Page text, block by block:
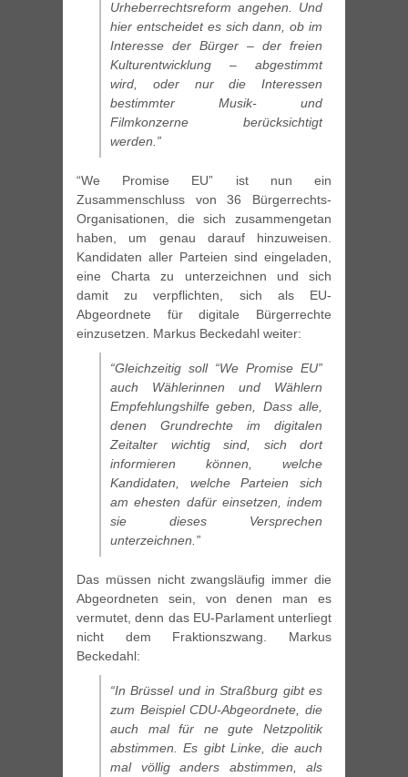
Urheberrechtsreform angehen. Und
hier entscheidet es sich dann, ob im
Interesse der Bürger – der freien
Kulturentwicklung – abgestimmt
wird, oder nur die Interessen
bestimmter Musik- und
Filmkonzerne berücksichtigt
werden.”
“We Promise EU” ist nun ein
Zusammenschluss von 36 Bürgerrechts-
Organisationen, die sich zusammengetan
haben, um genau darauf hinzuweisen.
Kandidaten aller Parteien sind eingeladen,
eine Charta zu unterzeichnen und sich
damit zu verpflichten, sich als EU-
Abgeordnete für digitale Bürgerrechte
einzusetzen. Markus Beckedahl weiter:
“Gleichzeitig soll “We Promise EU”
auch Wählerinnen und Wählern
Empfehlungshilfe geben, Dass alle,
denen Grundrechte im digitalen
Zeitalter wichtig sind, sich dort
informieren können, welche
Kandidaten, welche Parteien sich
am ehesten dafür einsetzen, indem
sie dieses Versprechen
unterzeichnen.”
Das müssen nicht zwangsläufig immer die
Abgeordneten sein, von denen man es
vermutet, denn das EU-Parlament unterliegt
nicht dem Fraktionszwang. Markus
Beckedahl:
“In Brüssel und in Straßburg gibt es
zum Beispiel CDU-Abgeordnete, die
auch mal für ne gute Netzpolitik
abstimmen. Es gibt Linke, die auch
mal völlig anders abstimmen, als